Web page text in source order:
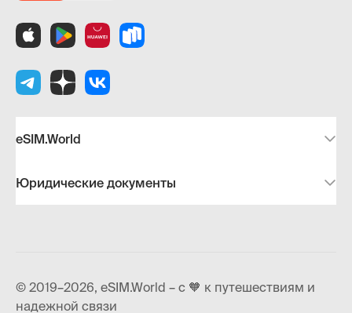
eSIM.World
Юридические документы
© 2019–2026, eSIM.World – с 🧡 к путешествиям и
надежной связи